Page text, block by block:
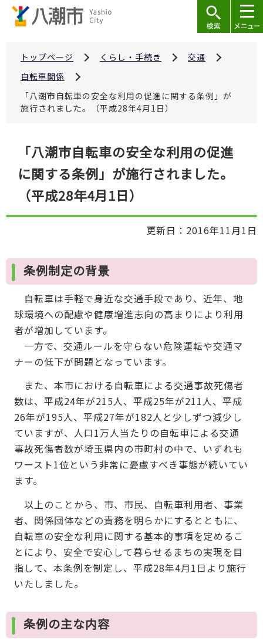
トップページ くらし・手続き
交通
自転車関係
「八潮市自転車の安全な利用の促進に関する条例」が
施行されました。（平成28年4月1日）
ら
「八潮市自転車の安全な利用の促進
に関する条例」が施行されました。
（平成28年4月1日）
更新日：2016年11月1日
条例制定の背景
自転車は手軽で身近な交通手段であり、近年、地
球環境への配慮や健康増進志向の高まりにより利用
者が増加しています。
一方で、交通ルールを守らない危険運転や交通マ
ナーの低下が問題となっています。
また、本市における自転車による交通事故死傷者
数は、平成24年が215人、平成25年が211人、平成
26年が195人、平成27年が182人と少しずつ減少し
ていますが、人口1万人当たりの自転車による交通
事故死傷者数が埼玉県内の市町村の中で、いずれも
ワースト1位という非常に憂慮すべき事態が続いてい
ます。
以上のことから、市、市民、自転車利用者、事業
者、関係団体などの責務を明らかにするとともに、
自転車の安全な利用に関する基本的事項を定めるこ
とにより、安全で安心して暮らせるまちの実現を目
指して、本条例を制定し、平成28年4月1日より施行
いたしました。
条例の主な内容